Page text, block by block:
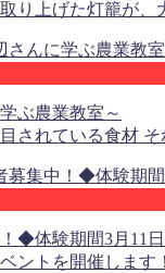
り上げた灯籠が
ぶ農業教室～
されている食材
体験期間3月11日
ントを開催しま